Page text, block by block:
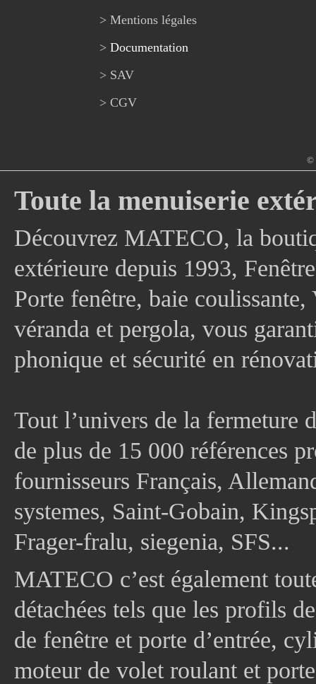
> Mentions légales
> Documentation
> SAV
> CGV
©
Toute la menuiserie
Découvrez MATECO, la
extérieure depuis 1993,
Porte fenêtre, baie
véranda et pergola, vous
phonique et sécurité en
Tout l’univers de la fermeture
de plus de 15 000 références
fournisseurs Français,
systemes, Saint-Gobain,
Frager-fralu, siegenia, SFS...
MATECO c’est également
détachées tels que les profils
de fenêtre et porte d’entrée,
moteur de volet roulant et